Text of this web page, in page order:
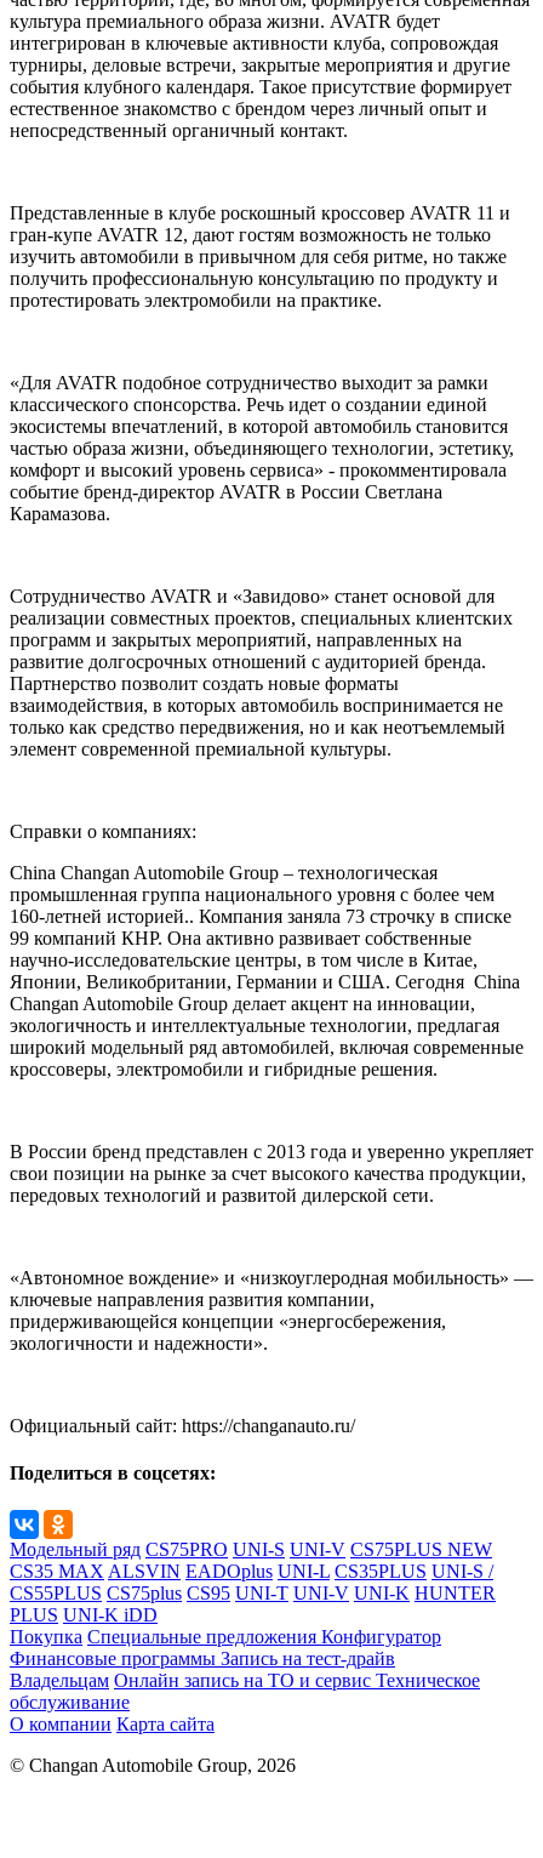
культура премиального образа жизни. AVATR будет
интегрирован в ключевые активности клуба, сопровождая
турниры, деловые встречи, закрытые мероприятия и другие
события клубного календаря. Такое присутствие формирует
естественное знакомство с брендом через личный опыт и
непосредственный органичный контакт.
Представленные в клубе роскошный кроссовер AVATR 11 и
гран-купе AVATR 12, дают гостям возможность не только
изучить автомобили в привычном для себя ритме, но также
получить профессиональную консультацию по продукту и
протестировать электромобили на практике.
«Для AVATR подобное сотрудничество выходит за рамки
классического спонсорства. Речь идет о создании единой
экосистемы впечатлений, в которой автомобиль становится
частью образа жизни, объединяющего технологии, эстетику,
комфорт и высокий уровень сервиса» - прокомментировала
событие бренд-директор AVATR в России Светлана
Карамазова.
Сотрудничество AVATR и «Завидово» станет основой для
реализации совместных проектов, специальных клиентских
программ и закрытых мероприятий, направленных на
развитие долгосрочных отношений с аудиторией бренда.
Партнерство позволит создать новые форматы
взаимодействия, в которых автомобиль воспринимается не
только как средство передвижения, но и как неотъемлемый
элемент современной премиальной культуры.
Справки о компаниях:
China Changan Automobile Group – технологическая
промышленная группа национального уровня с более чем
160-летней историей.. Компания заняла 73 строчку в списке
99 компаний КНР. Она активно развивает собственные
научно-исследовательские центры, в том числе в Китае,
Японии, Великобритании, Германии и США. Сегодня China
Changan Automobile Group делает акцент на инновации,
экологичность и интеллектуальные технологии, предлагая
широкий модельный ряд автомобилей, включая современные
кроссоверы, электромобили и гибридные решения.
В России бренд представлен с 2013 года и уверенно укрепляет
свои позиции на рынке за счет высокого качества продукции,
передовых технологий и развитой дилерской сети.
«Автономное вождение» и «низкоуглеродная мобильность» —
ключевые направления развития компании,
придерживающейся концепции «энергосбережения,
экологичности и надежности».
Официальный сайт: https://changanauto.ru/
Поделиться в соцсетях:
Модельный ряд CS75PRO UNI-S UNI-V CS75PLUS NEW
CS35 MAX ALSVIN EADOplus UNI-L CS35PLUS UNI-S /
CS55PLUS CS75plus CS95 UNI-T UNI-V UNI-K HUNTER
PLUS UNI-K iDD
Покупка Специальные предложения Конфигуратор
Финансовые программы Запись на тест-драйв
Владельцам Онлайн запись на ТО и сервис Техническое
обслуживание
О компании Карта сайта
© Changan Automobile Group, 2026